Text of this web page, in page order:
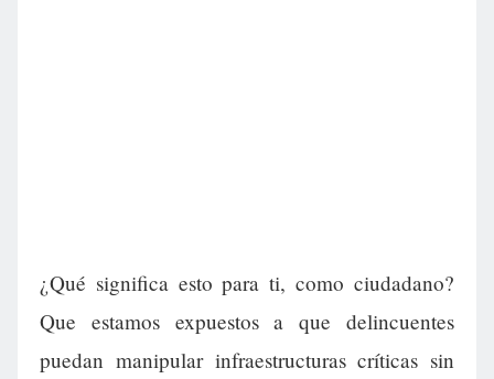
¿Qué significa esto para ti, como ciudadano?
Que estamos expuestos a que delincuentes
puedan manipular infraestructuras críticas sin